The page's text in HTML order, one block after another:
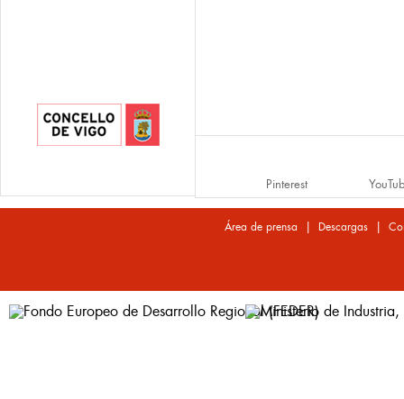
Pinterest
Área de prensa | Descargas|